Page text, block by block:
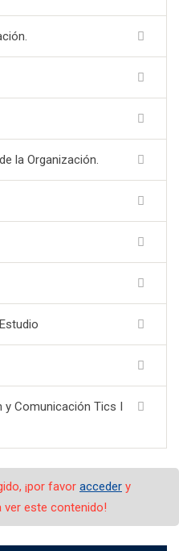
la Organización.
y Comunicación Tics I
¡por favor acceder y
ver este contenido!